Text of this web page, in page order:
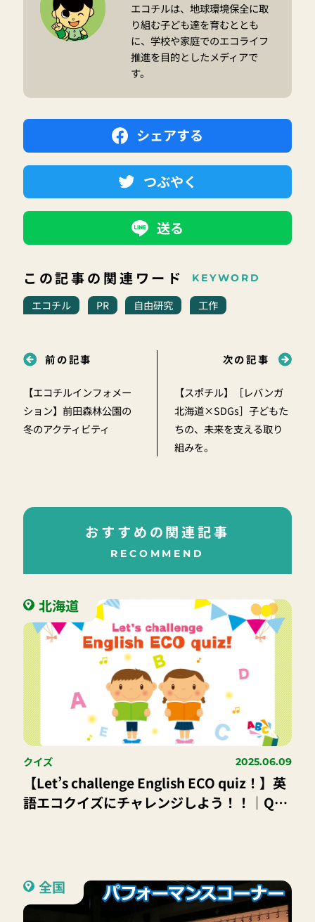
エコチルは、地球環境保全に取
り組む子ども達を育むととも
に、学校や家庭でのエコライフ
推進を目的としたメディアで
す。
シェアする
つぶやく
送る
この記事の関連ワード KEYWORD
エコチル PR 自由研究 工作
前の記事
【エコチルインフォメー
ション】前田森林公園の
冬のアクティビティ
次の記事
【スポチル】［レバンガ
北海道×SDGs］子どもた
ちの、未来を支える取り
組みを。
おすすめの関連記事
RECOMMEND
北海道
クイズ 2025.06.09
【Let’s challenge English ECO quiz！】英
語エコクイズにチャレンジしよう！！｜Q．
雪の降り方などが長期にわたって変化するこ
とを「気候変動」というよ。では、「気候変
全国